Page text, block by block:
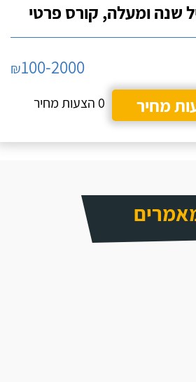
שנה ומעלה, קורס פרטי
₪100-2000
מחיר
0 הצעות מחיר